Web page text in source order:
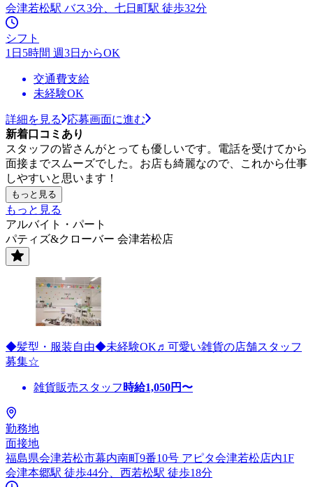
会津若松駅 バス3分、七日町駅 徒歩32分
シフト
1日5時間 週3日からOK
交通費支給
未経験OK
詳細を見る
応募画面に進む
新着口コミあり
スタッフの皆さんがとっても優しいです。電話を受けてから
面接までスムーズでした。お店も綺麗なので、これから仕事
しやすいと思います！
もっと見る
もっと見る
アルバイト・パート
パティズ&クローバー 会津若松店
◆髪型・服装自由◆未経験OK♬可愛い雑貨の店舗スタッフ
募集☆
雑貨販売スタッフ 時給1,050円〜
勤務地
面接地
福島県会津若松市幕内南町9番10号 アピタ会津若松店内1F
会津本郷駅 徒歩44分、西若松駅 徒歩18分